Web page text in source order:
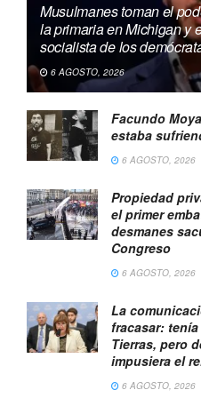
Musulmanes toman el
la primaria en Michigan y
socialista de los
6 AGOSTO, 2026
Facundo
estaba
6 AGOSTO, 2026
Propiedad
el primer
desmanes
Congreso
6 AGOSTO, 2026
La
fracasar:
Tierras, pero
impusiera el
6 AGOSTO, 2026